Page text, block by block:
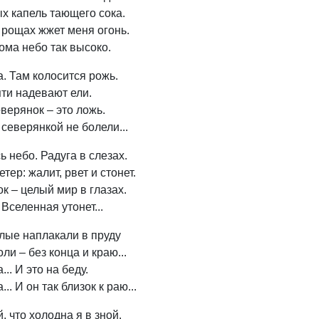
капель тающего сока.
рощах жжет меня огонь.
небо так высоко.
Там колосится рожь.
надевают ели.
– это ложь.
не болели...
небо. Радуга в слезах.
жалит, рвет и стонет.
– целый мир в глазах.
утонет...
наплакали в пруду
– без конца и краю...
И это на беду.
И он так близок к раю...
что холодна я в зной.